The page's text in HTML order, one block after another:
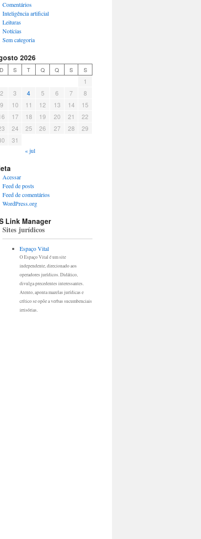
Comentários
Inteligência artificial
Leituras
Notícias
Sem categoria
2026
D S T Q Q S S
1
2
3 4 5 6 7
8
9
10 11 12 13 14
15
17 18 19 20 21
22
24 25 26 27 28
29
31
« jul
Acessar
Feed de posts
Feed de comentários
WordPress.org
Link Manager
Sites jurídicos
Espaço Vital
O Espaço Vital é um site
independente, direcionado aos
operadores jurídicos. Didático,
divulga precedentes interessantes.
Atento, aponta mazelas jurídicas e
crítico se opõe a verbas sucumbenciais
irrisórias.